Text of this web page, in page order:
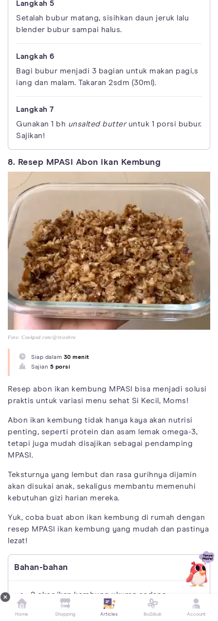
Setalah bubur matang, sisihkan daun jeruk lalu
blender bubur sampai halus.
Bagi bubur menjadi 3 bagian untuk makan pagi,s
iang dan malam. Takaran 2sdm (30ml).
Gunakan 1 bh unsalted butteruntuk 1 porsi bubur.
Sajikan!
8. Resep MPASI Abon Ikan Kembung
Foto: Cookpad.com/@inizahra
Siap dalam 30 menit
Sajian 5 porsi
Resep abon ikan kembung MPASI bisa menjadi solusi
praktis untuk variasi menu sehat Si Kecil, Moms!
Abon ikan kembung tidak hanya kaya akan nutrisi
penting, seperti protein dan asam lemak omega-3,
tetapi juga mudah disajikan sebagai pendamping
MPASI.
Teksturnya yang lembut dan rasa gurihnya dijamin
akan disukai anak, sekaligus membantu memenuhi
kebutuhan gizi harian mereka.
Yuk, coba buat abon ikan kembung di rumah dengan
resep MPASI ikan kembung yang mudah dan pastinya
lezat!
Bahan-bahan
2 ekor ikan kembung ukuran sedang,
sudah dikukus
Home Shopping Articles IbuSibuk Account